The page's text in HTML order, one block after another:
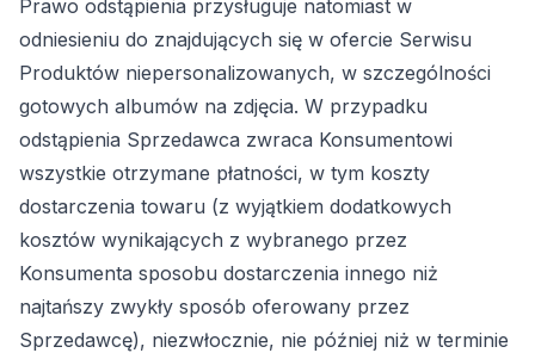
Prawo odstąpienia przysługuje natomiast w
odniesieniu do znajdujących się w ofercie Serwisu
Produktów niepersonalizowanych, w szczególności
gotowych albumów na zdjęcia. W przypadku
odstąpienia Sprzedawca zwraca Konsumentowi
wszystkie otrzymane płatności, w tym koszty
dostarczenia towaru (z wyjątkiem dodatkowych
kosztów wynikających z wybranego przez
Konsumenta sposobu dostarczenia innego niż
najtańszy zwykły sposób oferowany przez
Sprzedawcę), niezwłocznie, nie później niż w terminie